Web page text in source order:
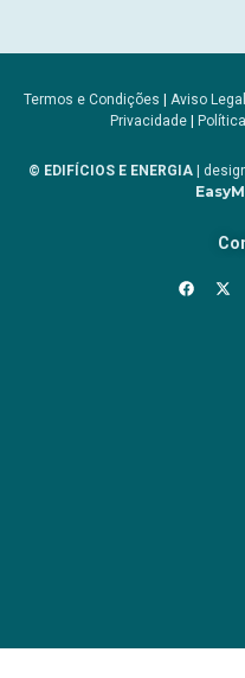
Termos e Condições | Aviso Legal
Privacidade|
© EDIFÍCIOS E ENERGIA |